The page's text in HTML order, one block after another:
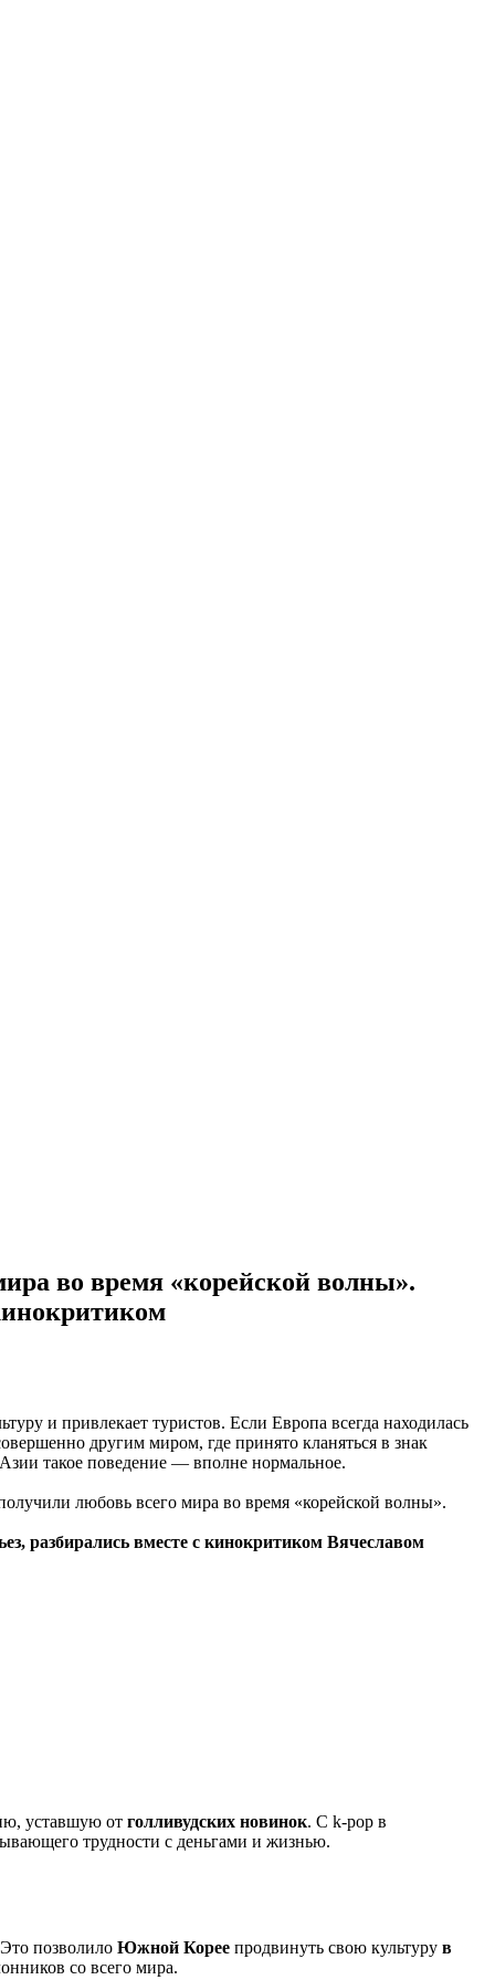
во время «корейской волны».
и привлекает туристов. Если Европа всегда находилась
другим миром, где принято кланяться в знак
такое поведение — вполне нормальное.
любовь всего мира во время «корейской волны».
разбирались вместе с кинокритиком Вячеславом
уставшую от голливудских новинок. С k-pop в
трудности с деньгами и жизнью.
позволило Южной Корее продвинуть свою культуру в
со всего мира.